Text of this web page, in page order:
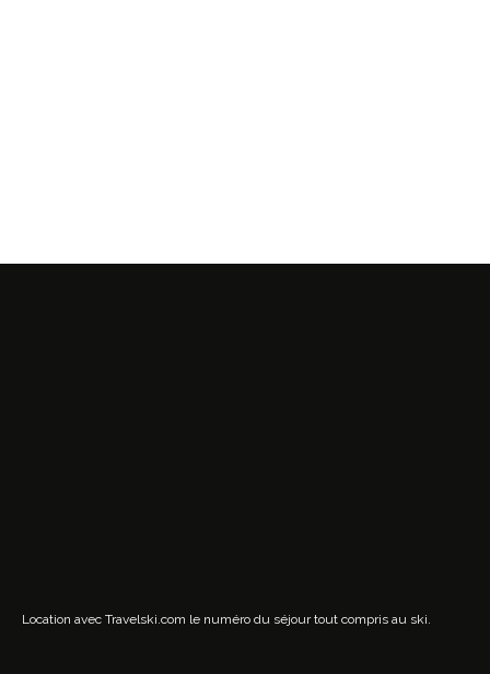
Location avec Travelski.com le numéro du séjour tout compris au ski.